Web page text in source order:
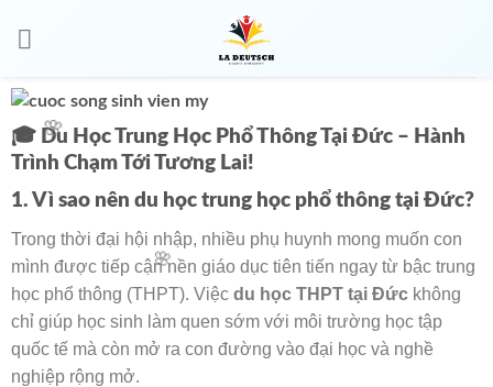
🌸
🌸
🎓 Du Học Trung Học Phổ Thông Tại Đức – Hành
Trình Chạm Tới Tương Lai!
1. Vì sao nên du học trung học phổ thông tại Đức?
Trong thời đại hội nhập, nhiều phụ huynh mong muốn con
mình được tiếp cận nền giáo dục tiên tiến ngay từ bậc trung
học phổ thông (THPT). Việc du học THPT tại Đức không
chỉ giúp học sinh làm quen sớm với môi trường học tập
quốc tế mà còn mở ra con đường vào đại học và nghề
nghiệp rộng mở.